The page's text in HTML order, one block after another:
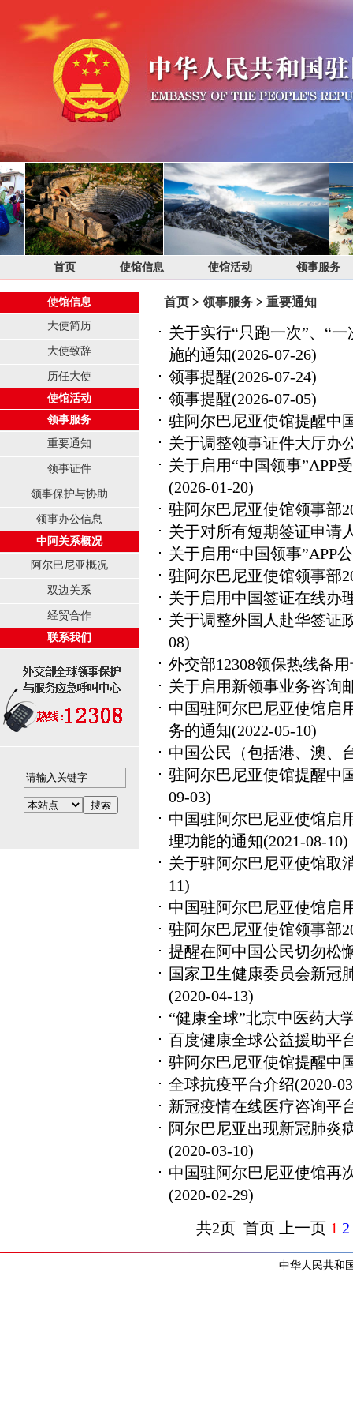
首页 使馆信息 使馆活动 领事服务
使馆信息
大使简历
大使致辞
历任大使
使馆活动
领事服务
重要通知
领事证件
领事保护与协助
领事办公信息
中阿关系概况
阿尔巴尼亚概况
双边关系
经贸合作
联系我们
首页 > 领事服务 > 重要通知
关于实行“只跑一次”、“
施的通知(2026-07-26)
领事提醒(2026-07-24)
领事提醒(2026-07-05)
驻阿尔巴尼亚使馆提醒中
关于调整领事证件大厅办
关于启用“中国领事”APP
(2026-01-20)
驻阿尔巴尼亚使馆领事部
关于对所有短期签证申请
关于启用“中国领事”APP
驻阿尔巴尼亚使馆领事部
关于启用中国签证在线办
关于调整外国人赴华签证
08)
外交部12308领保热线备
关于启用新领事业务咨询
中国驻阿尔巴尼亚使馆启
务的通知(2022-05-10)
中国公民（包括港、澳、
驻阿尔巴尼亚使馆提醒中
09-03)
中国驻阿尔巴尼亚使馆启
理功能的通知(2021-08-10)
关于驻阿尔巴尼亚使馆取
11)
中国驻阿尔巴尼亚使馆启
驻阿尔巴尼亚使馆领事部
提醒在阿中国公民切勿松
国家卫生健康委员会新冠
(2020-04-13)
“健康全球”北京中医药大
百度健康全球公益援助平
驻阿尔巴尼亚使馆提醒中
全球抗疫平台介绍(2020-
新冠疫情在线医疗咨询平
阿尔巴尼亚出现新冠肺炎
(2020-03-10)
中国驻阿尔巴尼亚使馆再
(2020-02-29)
共2页 首页 上一页 1 2
中华人民共和